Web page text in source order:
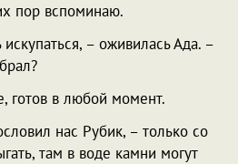
пор вспоминаю.
– оживилась Ада. –
готов в любой момент.
нас Рубик, – только со
там в воде камни могут